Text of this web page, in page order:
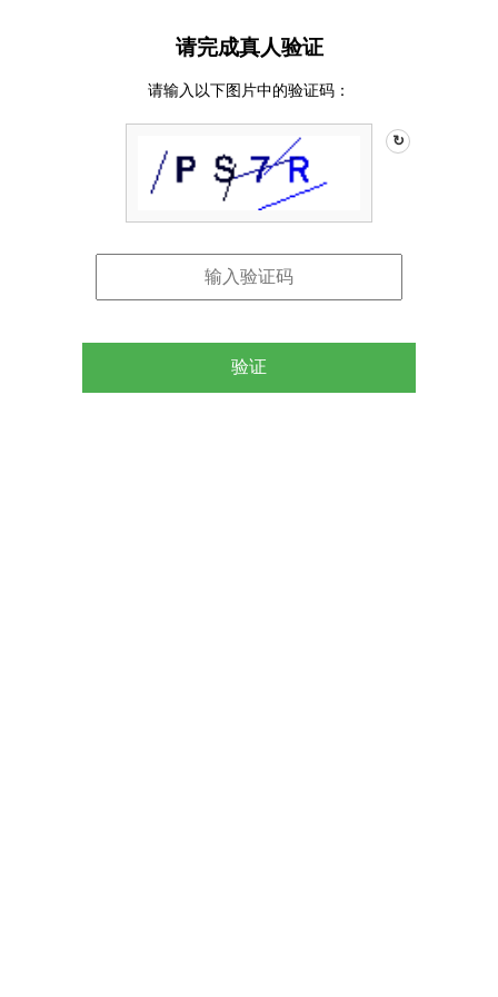
请完成真人验证
请输入以下图片中的验证码：
↻
验证